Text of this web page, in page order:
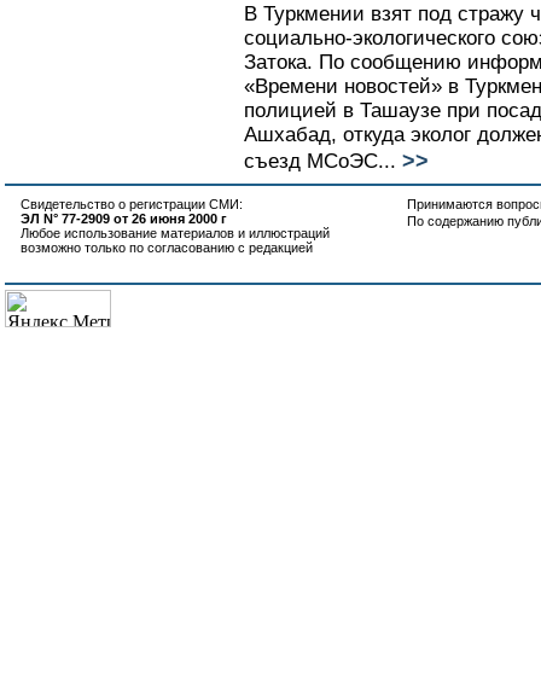
В Туркмении взят под стражу
социально-экологического
Затока. По сообщению
«Времени новостей» в
полицией в Ташаузе при
Ашхабад, откуда эколог
съезд МСоЭС... >>
Свидетельство о регистрации СМИ:
ЭЛ N° 77-2909 от 26 июня 2000 г
Любое использование материалов и иллюстраций
возможно только по согласованию с редакцией
Принимаются
По содержанию